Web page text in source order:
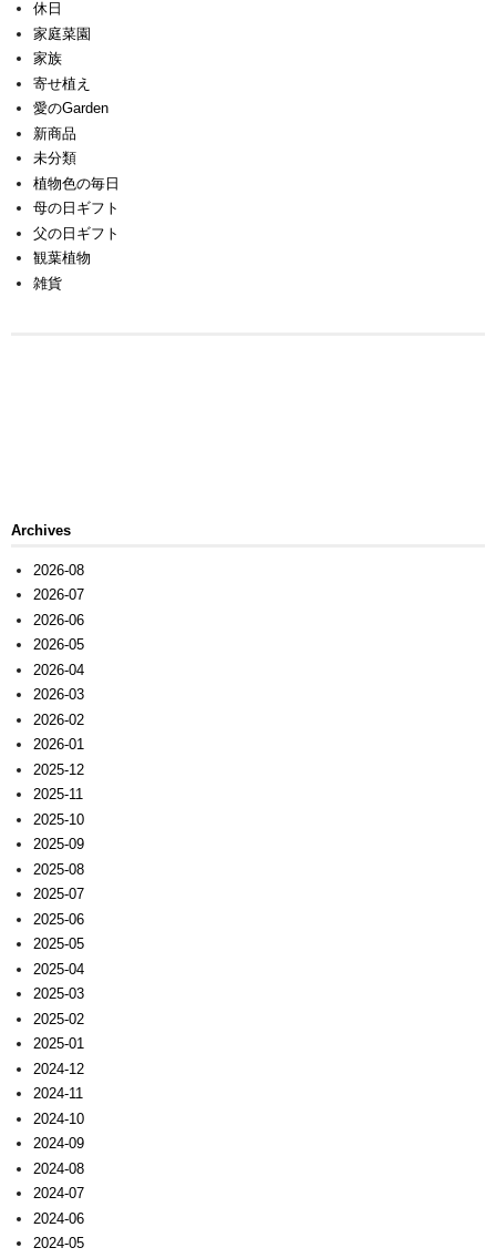
休日
家庭菜園
家族
寄せ植え
愛のGarden
新商品
未分類
植物色の毎日
母の日ギフト
父の日ギフト
観葉植物
雑貨
Archives
2026-08
2026-07
2026-06
2026-05
2026-04
2026-03
2026-02
2026-01
2025-12
2025-11
2025-10
2025-09
2025-08
2025-07
2025-06
2025-05
2025-04
2025-03
2025-02
2025-01
2024-12
2024-11
2024-10
2024-09
2024-08
2024-07
2024-06
2024-05